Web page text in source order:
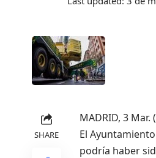
SHARE
MADRID, 3
El
podría haber